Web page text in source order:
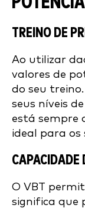
TREINO DE
Ao utilizar
valores de
do seu
seus níveis
está sempre
ideal para os
CAPACIDADE
O VBT
significa que